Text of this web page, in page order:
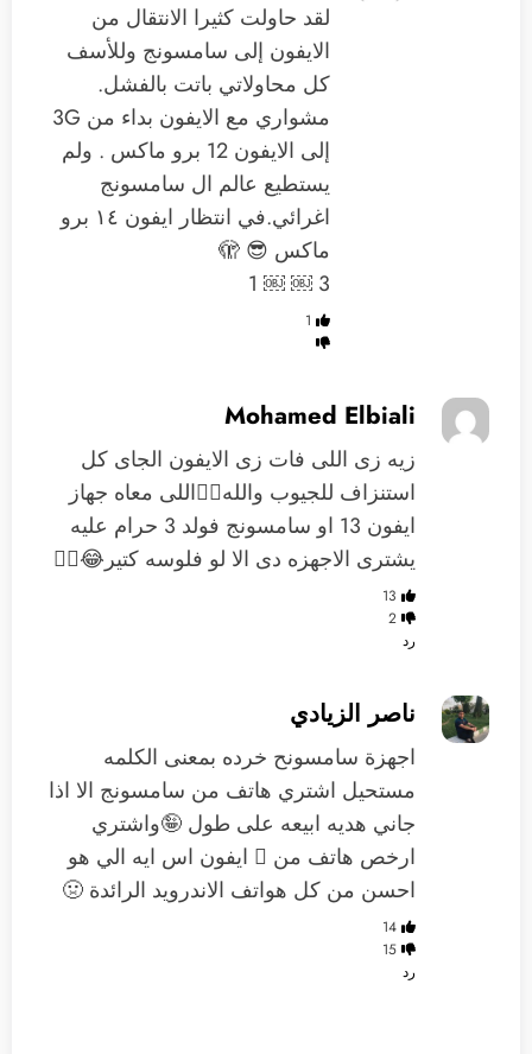
لقد حاولت كثيرا الانتقال من
الايفون إلى سامسونج و‏للأسف
كل محاولاتي باتت بالفشل.
‏مشواري مع الايفون بداء من 3G
إلى الايفون 12 برو ماكس . ولم
‏يستطيع عالم ال سامسونج
‏اغرائي.في انتظار ايفون ١٤ برو
ماكس 😎 🫣
3 ￼ ￼ 1
1
Mohamed Elbiali
زيه زى اللى فات زى الايفون الجاى كل
استنزاف للجيوب والله🤦‍♂️اللى معاه جهاز
ايفون 13 او سامسونج فولد 3 حرام عليه
يشترى الاجهزه دى الا لو فلوسه كتير😂🤷‍♂️
13
2
رد
ناصر الزيادي
اجهزة سامسونح خرده بمعنى الكلمه
مستحيل اشتري هاتف من سامسونج الا اذا
جاني هديه ابيعه على طول 🤪واشتري
ارخص هاتف من  ايفون اس ايه الي هو
احسن من كل هواتف الاندرويد الرائدة 🤢
14
15
رد